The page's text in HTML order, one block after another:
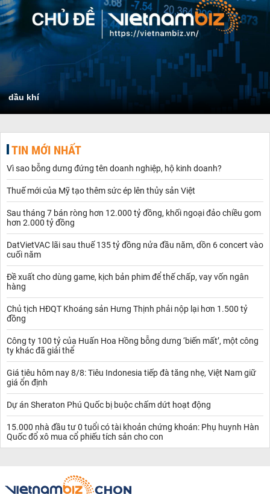
dầu khí
TIN MỚI NHẤT
Vì sao bỗng dưng đứng tên doanh nghiệp, hộ kinh doanh?
Thuế mới của Mỹ tạo thêm sức ép lên thủy sản Việt
Sau tháng 7 bán ròng hơn 12.000 tỷ đồng, khối ngoại đảo chiều gom
hơn 2.000 tỷ đồng
DatVietVAC lãi sau thuế 135 tỷ đồng nửa đầu năm, dồn 6 concert vào
cuối năm
Đề xuất cho dùng game, kịch bản phim để thế chấp, vay vốn ngân
hàng
Chủ tịch HĐQT Khoáng sản Hưng Thịnh phải nộp lại hơn 1.500 tỷ
đồng
Công ty 100 tỷ của Huấn Hoa Hồng bỗng dưng ‘biến mất’, một công
ty khác đã giải thể
Giá tiêu hôm nay 8/8: Tiêu Indonesia tiếp đà tăng nhẹ, Việt Nam giữ
giá ổn định
Dự án Sheraton Phú Quốc bị buộc chấm dứt hoạt động
15.000 nhà đầu tư 0 tuổi có tài khoản chứng khoán: Phụ huynh Hàn
Quốc đổ xô mua cổ phiếu tích sản cho con